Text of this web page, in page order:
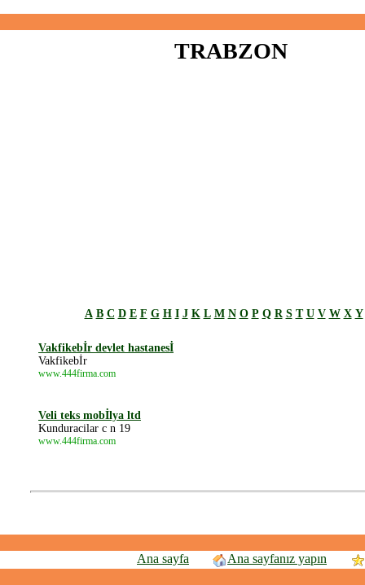
TRABZON
A B C D E F G H I J K L M N O P Q R S T U V W X Y
Vakfikebİr devlet hastanesİ
Vakfikebİr
www.444firma.com
Veli teks mobİlya ltd
Kunduracilar c n 19
www.444firma.com
Ana sayfa Ana sayfanız yapın